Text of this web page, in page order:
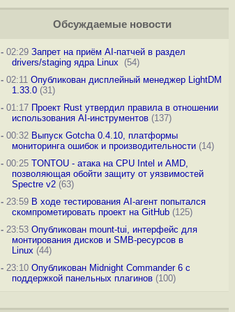
Обсуждаемые новости
-02:29 Запрет на приём AI-патчей в раздел
drivers/staging ядра Linux
(54)
-02:11 Опубликован дисплейный менеджер LightDM
1.33.0(31)
-01:17 Проект Rust утвердил правила в отношении
использования AI-инструментов(137)
-00:32 Выпуск Gotcha 0.4.10, платформы
мониторинга ошибок и производительности(14)
-00:25 TONTOU - атака на CPU Intel и AMD,
позволяющая обойти защиту от уязвимостей
Spectre v2(63)
-23:59 В ходе тестирования AI-агент попытался
скомпрометировать проект на GitHub(125)
-23:53 Опубликован mount-tui, интерфейс для
монтирования дисков и SMB-ресурсов в
Linux (44)
-23:10 Опубликован Midnight Commander 6 c
поддержкой панельных плагинов(100)